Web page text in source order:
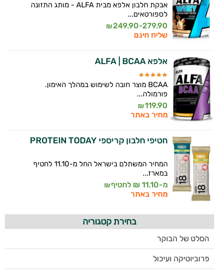
אבקת חלבון אלפא מבית ALFA - מותג התזונה
לספורטאים...
249.90-279.90
₪
שליח חינם
אלפא ALFA | BCAA
BCAA מוצר חובה לשימוש במהלך האימון.
פורמולה...
119.90
₪
מחיר באתר
חטיפי חלבון קריספי PROTEIN TODAY
המחיר המשתלם בישראל החל מ-11.10 לחטיף
במארז...
מ-11.10 ₪ לחטיף ₪
מחיר באתר
בחירת קטגוריה
הסלט של הבוקר
פרוביוטיקה ועיכול